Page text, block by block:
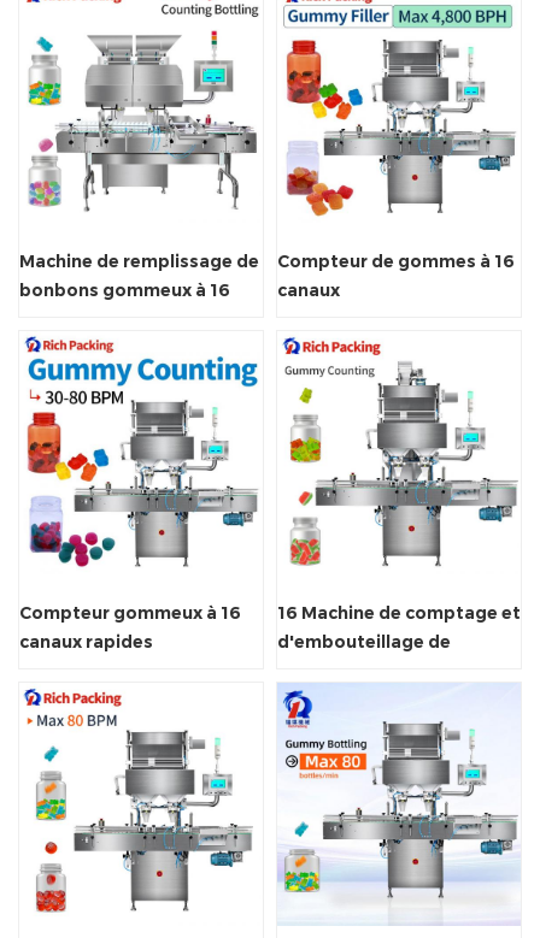
Machine de remplissage de
bonbons gommeux à 16
Compteur de gommes à 16
canaux
Compteur gommeux à 16
canaux rapides
16 Machine de comptage et
d'embouteillage de